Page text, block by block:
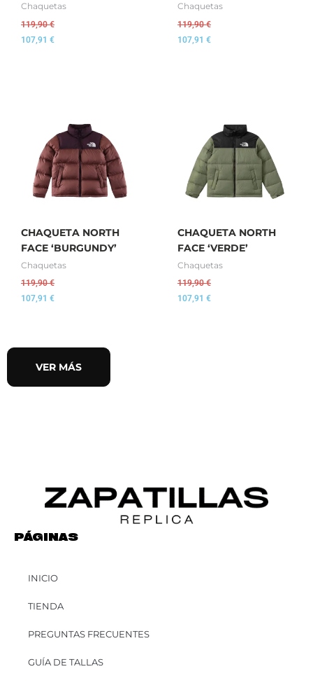
Chaquetas
119,90€
107,91 €
Chaquetas
119,90€
107,91 €
CHAQUETA NORTH
FACE ‘BURGUNDY’
Chaquetas
119,90€
107,91 €
CHAQUETA NORTH
FACE ‘VERDE’
Chaquetas
119,90€
107,91 €
VER MÁS
PÁGINAS
INICIO
TIENDA
PREGUNTAS FRECUENTES
GUÍA DE TALLAS